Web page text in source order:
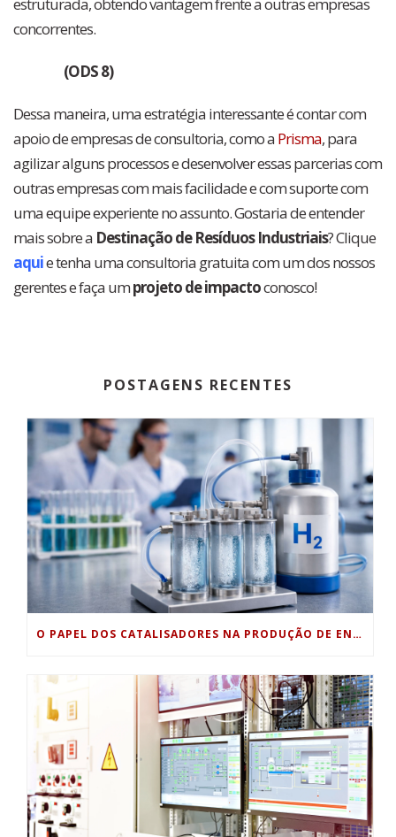
concorrentes.
(ODS 8)
Dessa maneira, uma estratégia interessante é contar com
apoio de empresas de consultoria, como a Prisma, para
agilizar alguns processos e desenvolver essas parcerias com
outras empresas com mais facilidade e com suporte com
uma equipe experiente no assunto. Gostaria de entender
mais sobre a Destinação de Resíduos Industriais? Clique
aquie tenha uma consultoria gratuita com um dos nossos
gerentes e faça umprojeto de impactoconosco!
POSTAGENS RECENTES
O PAPEL DOS CATALISADORES NA PRODUÇÃO DE ENERGIA LIMPA